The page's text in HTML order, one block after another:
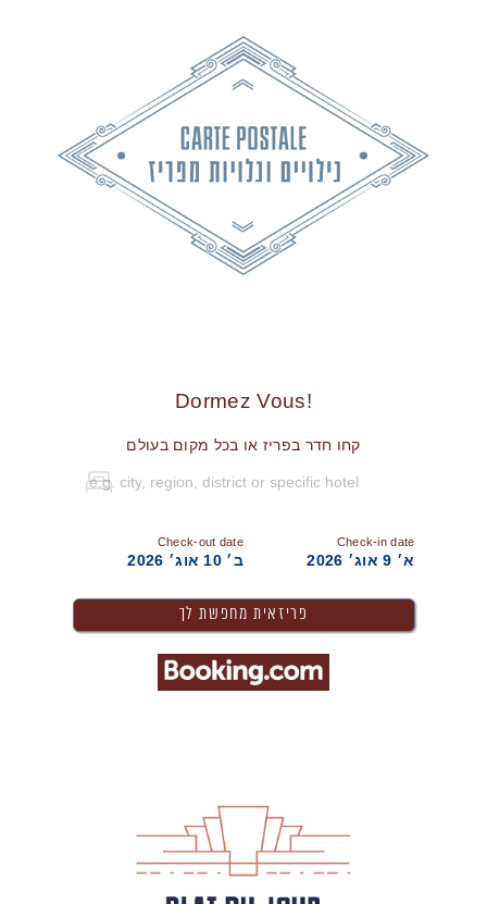
!Dormez Vous
קחו חדר בפריז או בכל מקום בעולם
Check-in date
א׳ 9 אוג׳ 2026
Check-out date
ב׳ 10 אוג׳ 2026